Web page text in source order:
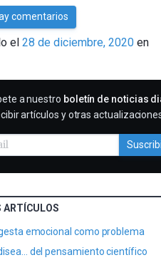
comentarios
el28 de diciembre, 2020 en
a nuestro boletín de noticias
artículos y otras
ARTÍCULOS
emocional como problema
del pensamiento científico